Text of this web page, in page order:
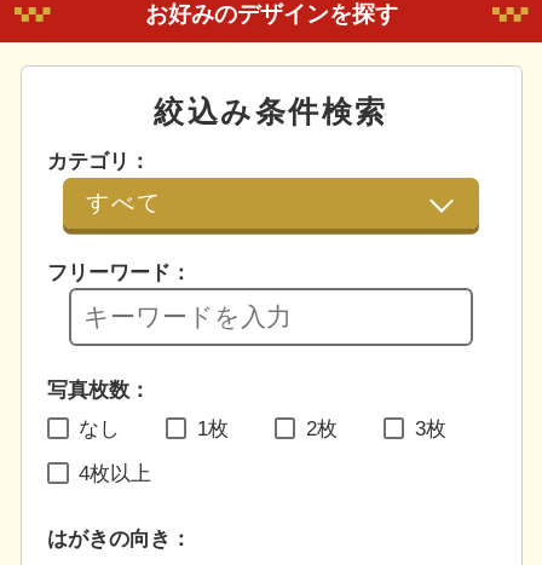
お好みのデザインを探す
絞込み条件検索
カテゴリ：
フリーワード：
写真枚数：
なし
1枚 2枚 3枚
4枚以上
はがきの向き：